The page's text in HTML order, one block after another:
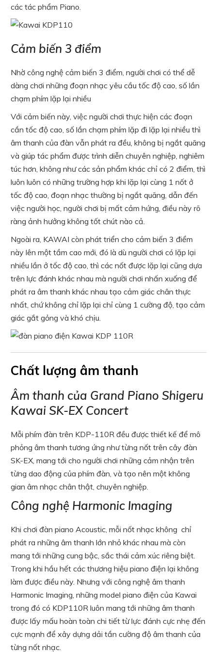
các tác phẩm Piano.
Cảm biến 3 điểm
Nhờ công nghệ cảm biến 3 điểm, người chơi có thể dễ
dàng chơi những đoạn nhạc yêu cầu tốc độ cao, số lần
chạm phím lặp lại nhiều
Với cảm biến này, việc người chơi thực hiện các đoạn
cần tốc độ cao, số lần chạm phím lặp đi lặp lại nhiều thì
âm thanh của đàn vẫn phát ra đều, không bị ngắt quãng
và giúp tác phẩm được trình diễn chuyên nghiệp, nghiêm
túc hơn, không như các sản phẩm khác chỉ có 2 điểm, thì
luôn luôn có những trường hợp khi lặp lại cùng 1 nốt ở
tốc độ cao, đoạn nhạc thường bị ngắt quãng, dẫn đến
việc người học, người chơi bị mất cảm hứng, điều này rõ
ràng ảnh hưởng không tốt chút nào cả.
Ngoài ra, KAWAI còn phát triển cho cảm biến 3 điểm
này lên một tầm cao mới, đó là dù người chơi có lặp lại
nhiều lần ở tốc độ cao, thì các nốt được lặp lại cũng dựa
trên lực đánh khác nhau mà người chơi nhấn xuống để
phát ra âm thanh khác nhau tạo cảm giác chân thực
nhất, chứ không chỉ lặp lại chỉ cùng 1 cường độ, tạo cảm
giác gắt gỏng và khó chịu.
Chất lượng âm thanh
Âm thanh của Grand Piano Shigeru
Kawai SK-EX Concert
Mỗi phím đàn trên KDP-110R đều được thiết kế để mô
phỏng âm thanh tương ứng như từng nốt trên cây đàn
SK-EX, mang tới cho người chơi những cảm nhận trên
từng dao động của phím đàn, và tạo nên một không
gian âm nhạc chân thật, chuyên nghiệp.
Công nghệ Harmonic Imaging
Khi chơi đàn piano Acoustic, mỗi nốt nhạc không chỉ
phát ra những âm thanh lớn nhỏ khác nhau mà còn
mang tới những cung bậc, sắc thái cảm xúc riêng biệt.
Trong khi hầu hết các thương hiệu piano điện lại không
làm được điều này. Nhưng với công nghệ âm thanh
Harmonic Imaging, những model piano điện của Kawai
trong đó có KDP110R luôn mang tới những âm thanh
được lấy mấu hoàn toàn chi tiết từ lực đánh cực nhẹ đến
cực mạnh để xây dựng dải tần cường độ âm thanh của
từng nốt nhạc.